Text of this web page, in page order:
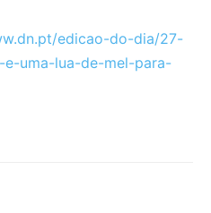
edicao-do-dia/27-
uma-lua-de-mel-para-